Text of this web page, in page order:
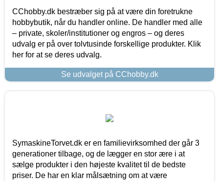
CChobby.dk bestræber sig på at være din foretrukne
hobbybutik, når du handler online. De handler med alle
– private, skoler/institutioner og engros – og deres
udvalg er på over tolvtusinde forskellige produkter. Klik
her for at se deres udvalg.
Se udvalget på CChobby.dk
SymaskineTorvet.dk er en familievirksomhed der går 3
generationer tilbage, og de lægger en stor ære i at
sælge produkter i den højeste kvalitet til de bedste
priser. De har en klar målsætning om at være